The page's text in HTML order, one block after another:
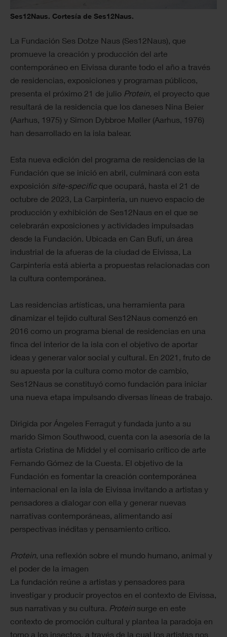
Ses12Naus. Cortesía de Ses12Naus.
La Fundación Ses Dotze Naus (Ses12Naus), que
promueve la creación y producción del arte
contemporáneo en Eivissa durante todo el año a través
de residencias, exposiciones y programas públicos,
presenta el próximo 21 de julio Protein, el proyecto que
resultará de la residencia que los daneses Nina Beier
(Aarhus, 1975) y Simon Dybbroe Møller (Aarhus, 1976)
han desarrollado en la isla balear.
Esta nueva edición del programa de residencias de la
Fundación que se inició en abril, culminará con esta
exposición site-specific que ocupará, hasta el 21 de
octubre de 2023, La Carpintería, un nuevo espacio de
producción y exhibición de Ses12Naus en el que se
celebrarán exposiciones y actividades impulsadas
desde la Fundación. Ubicada en Can Bufí, un área
industrial de la afueras de la ciudad de Eivissa, La
Carpintería está abierta a propuestas relacionadas con
la cultura contemporánea.
Las residencias artísticas, una herramienta para
dinamizar el tejido cultural Ses12Naus comenzó en
2016 como un programa bienal de residencias en una
finca del interior de la isla con el objetivo de aportar
ideas y generar valor social y cultural. En 2021, fruto de
su apuesta por la cultura como motor de cambio,
Ses12Naus se constituyó como fundación para iniciar
una nueva etapa impulsando diversas líneas de trabajo.
Dirigida por Ángeles Ferragut y fundada junto a su
marido Simon Southwood, cuenta con la asesoría de la
artista Cristina de Middel y el comisario crítico de arte
Fernando Gómez de la Cuesta. El objetivo de la
Fundación es fomentar la creación contemporánea
internacional en la isla de Eivissa invitando a artistas y
pensadores a dialogar con ella y generar nuevas
narrativas contemporáneas, alimentando así
perspectivas inéditas y pensamiento crítico.
Protein, una reflexión sobre el mundo humano, animal y
el poder de la imagen
La fundación reúne a artistas y pensadores para
investigar y producir proyectos en el contexto de Eivissa,
sus narrativas y su cultura. Protein surge en este
contexto de promoción cultural y plantea la paradoja en
torno a los insectos, a través de la cual los artistas nos